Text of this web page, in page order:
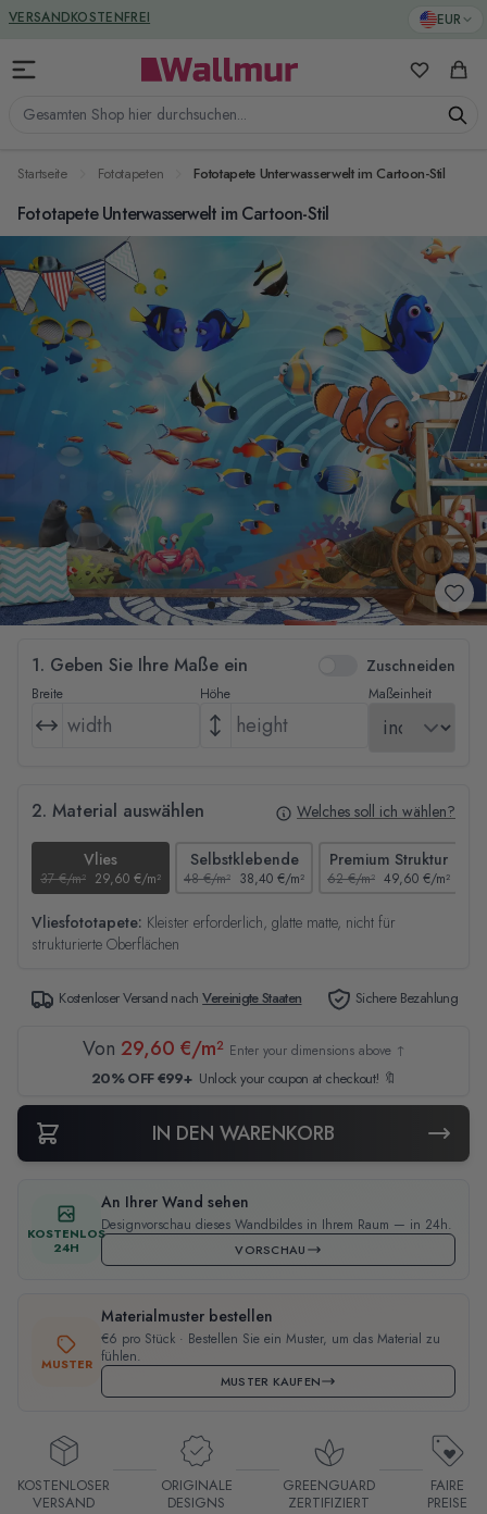
Zum Inhalt springen EUR
Gesamten Shop hier durchsuchen...
Meine
VERSANDKOSTENFREI
GREENGUARD ZERTIFIZIERT
Startseite Fototapeten Fototapete Unterwasserwelt im Cartoon-Stil
Fototapete Unterwasserwelt im Cartoon-Stil
1. Geben Sie Ihre Maße ein Zuschneiden
Breite Höhe Maßeinheit
2. Material auswählen Welches soll ich wählen?
Vlies
37 €/m² 29,60 €/m²
Selbstklebende
48 €/m² 38,40 €/m²
Premium Struktur
62 €/m² 49,60 €/m²
Vliesfototapete: Kleister erforderlich, glatte matte, nicht für
strukturierte Oberflächen
Kostenloser Versand nachVereinigte Staaten Sichere Bezahlung
Von 29,60 €/m² Enter your dimensions above ↑
20% OFF €99+ Unlock your coupon at checkout! 🔖
IN DEN WARENKORB
KOSTENLOS
24H
An Ihrer Wand sehen
Designvorschau dieses Wandbildes in Ihrem Raum — in 24h.
VORSCHAU
MUSTER
Materialmuster bestellen
€6 pro Stück · Bestellen Sie ein Muster, um das Material zu
fühlen.
MUSTER KAUFEN
KOSTENLOSER
VERSAND
ORIGINALE
DESIGNS
GREENGUARD
ZERTIFIZIERT
FAIRE
PREISE